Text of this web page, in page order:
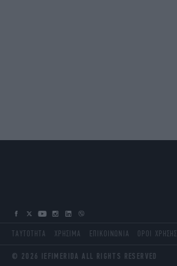
© 2026 IEFIMERIDA ALL RIGHTS RESERVED
ΤΑΥΤΟΤΗΤΑ ΧΡΗΣΙΜΑ ΕΠΙΚΟΙΝΩΝΙΑ ΟΡΟΙ ΧΡΗΣΗΣ